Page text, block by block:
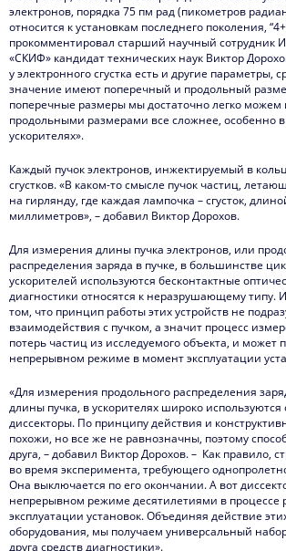
электронов, порядка 75 пм рад (пикометров
относится к установкам последнего поколения,
прокомментировал старший научный
«СКИФ» кандидат технических наук Виктор
у электронного сгустка есть и другие параметры,
значение имеют поперечный и продольный
поперечные размеры мы достаточно легко можем
продольными размерами все сложнее, особенно
ускорителях».
Каждый пучок электронов, инжектируемый в
сгустков. «В каком-то смысле пучок частиц,
на гирлянду, где каждая лампочка – сгусток,
миллиметров», – добавил Виктор Дорохов.
Для измерения длины пучка электронов, или
распределения заряда в пучке, в большинстве
ускорителей используются бесконтактные
диагностики относятся к неразрушающему типу.
том, что принцип работы этих устройств не
взаимодействия с пучком, а значит процесс
потерь частиц из исследуемого объекта, и может
непрерывном режиме в момент эксплуатации
«Для измерения продольного распределения
длины пучка, в ускорителях широко
диссекторы. По принципу действия и
похожи, но все же не равнозначны, поэтому
друга, – добавил Виктор Дорохов. – Как правило,
во время эксперимента, требующего
Она выключается по его окончании. А вот
непрерывном режиме десятилетиями в процессе
эксплуатации установок. Объединяя действие
оборудования, мы получаем универсальный
друга средств диагностики».